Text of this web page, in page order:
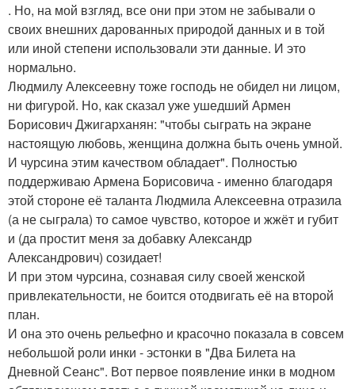
. Но, на мой взгляд, все они при этом не забывали о
своих внешних дарованных природой данных и в той
или иной степени использовали эти данные. И это
нормально.
Людмилу Алексеевну тоже господь не обидел ни лицом,
ни фигурой. Но, как сказал уже ушедший Армен
Борисович Джигарханян: "чтобы сыграть на экране
настоящую любовь, женщина должна быть очень умной.
И чурсина этим качеством обладает". Полностью
поддерживаю Армена Борисовича - именно благодаря
этой стороне её таланта Людмила Алексеевна отразила
(а не сыграла) то самое чувство, которое и жжёт и губит
и (да простит меня за добавку Александр
Александрович) созидает!
И при этом чурсина, сознавая силу своей женской
привлекательности, не боится отодвигать её на второй
план.
И она это очень рельефно и красочно показала в совсем
небольшой роли инки - эстонки в "Два Билета на
Дневной Сеанс". Вот первое появление инки в модном